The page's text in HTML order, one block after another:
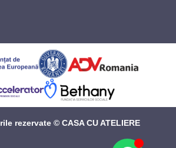
rezervate © CASA CU ATELIERE